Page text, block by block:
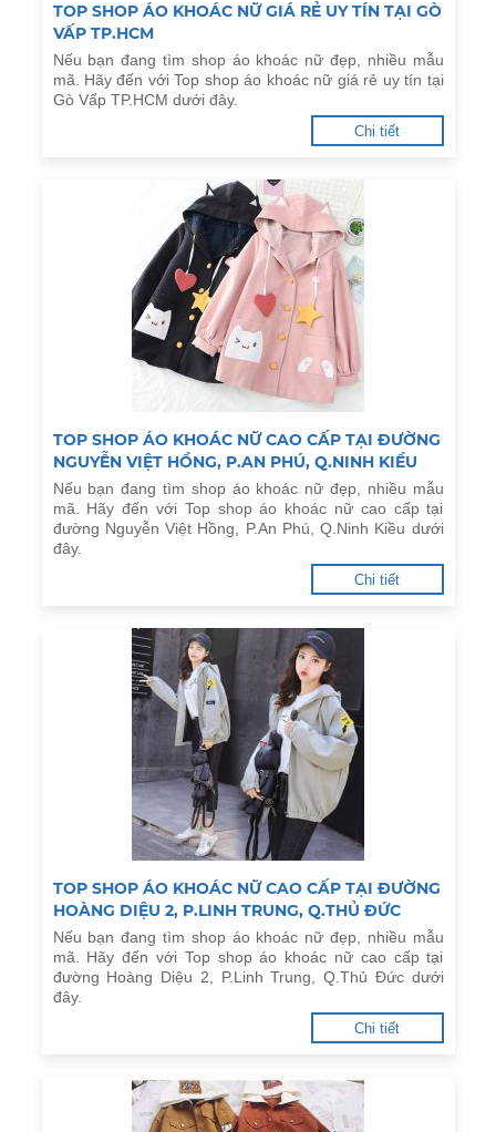
TOP SHOP ÁO KHOÁC NỮ GIÁ RẺ UY TÍN TẠI GÒ
VẤP TP.HCM
Nếu bạn đang tìm shop áo khoác nữ đẹp, nhiều mẫu
mã. Hãy đến với Top shop áo khoác nữ giá rẻ uy tín tại
Gò Vấp TP.HCM dưới đây.
Chi tiết
TOP SHOP ÁO KHOÁC NỮ CAO CẤP TẠI ĐƯỜNG
NGUYỄN VIỆT HỒNG, P.AN PHÚ, Q.NINH KIỀU
Nếu bạn đang tìm shop áo khoác nữ đẹp, nhiều mẫu
mã. Hãy đến với Top shop áo khoác nữ cao cấp tại
đường Nguyễn Việt Hồng, P.An Phú, Q.Ninh Kiều dưới
đây.
Chi tiết
TOP SHOP ÁO KHOÁC NỮ CAO CẤP TẠI ĐƯỜNG
HOÀNG DIỆU 2, P.LINH TRUNG, Q.THỦ ĐỨC
Nếu bạn đang tìm shop áo khoác nữ đẹp, nhiều mẫu
mã. Hãy đến với Top shop áo khoác nữ cao cấp tại
đường Hoàng Diệu 2, P.Linh Trung, Q.Thủ Đức dưới
đây.
Chi tiết